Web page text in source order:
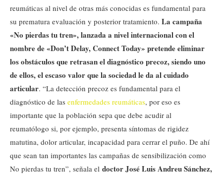
reumáticas al nivel de otras más conocidas es fundamental para
su prematura evaluación y posterior tratamiento. La campaña
«No pierdas tu tren», lanzada a nivel internacional con el
nombre de «Don’t Delay, Connect Today» pretende eliminar
los obstáculos que retrasan el diagnóstico precoz, siendo uno
de ellos, el escaso valor que la sociedad le da al cuidado
articular. “La detección precoz es fundamental para el
diagnóstico de las enfermedades reumáticas, por eso es
importante que la población sepa que debe acudir al
reumatólogo si, por ejemplo, presenta síntomas de rigidez
matutina, dolor articular, incapacidad para cerrar el puño. De ahí
que sean tan importantes las campañas de sensibilización como
No pierdas tu tren”, señala el doctor José Luis Andreu Sánchez,